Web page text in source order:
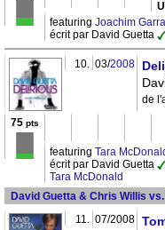
featuring Joachim
écrit par David Guetta
10. 03/2008
de
75 pts
featuring Tara
écrit par David Guetta
Tara McDonald
David Guetta & Chris Willis
11. 07/2008